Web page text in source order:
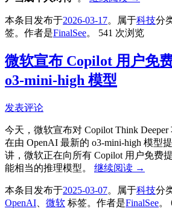
本条目发布于2026-03-17。属于科技分
签。 作者是FinalSee。 541 次浏览
微软宣布 Copilot 用户免
o3-mini-high 模型
发表评论
今天，微软宣布对 Copilot Think
在由 OpenAI 最新的 o3-mini-high 模型
讲，微软正在向所有 Copilot 用户免费
能相当的推理模型。 继续阅读 →
本条目发布于2025-03-07。属于科技分
OpenAI
微软 标签。 作者是FinalSee。